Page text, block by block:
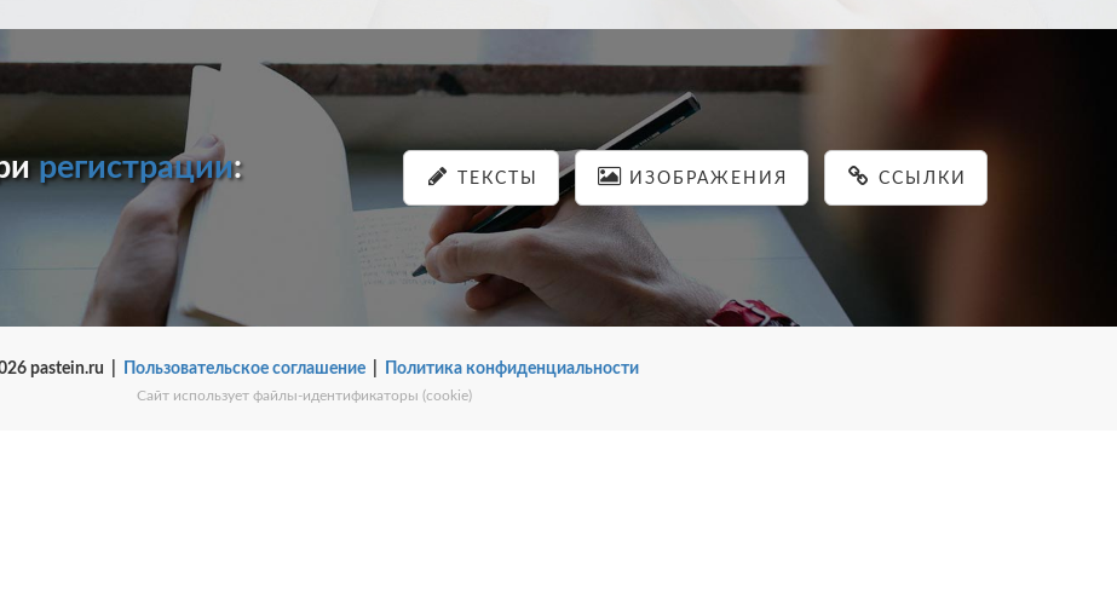
регистрации: ТЕКСТЫ ИЗОБРАЖЕНИЯ ССЫЛКИ
pastein.ru | Пользовательское соглашение| Политика конфиденциальности
Сайт использует файлы-идентификаторы (cookie)